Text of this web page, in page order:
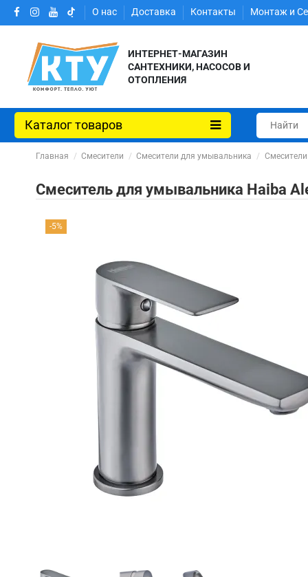
О нас Доставка Контакты Монтаж и
ИНТЕРНЕТ-МАГАЗИН
САНТЕХНИКИ, НАСОСОВ И
ОТОПЛЕНИЯ
Каталог товаров
Главная Смесители Смесители для умывальника
Смеситель для умывальника Haiba
-5%